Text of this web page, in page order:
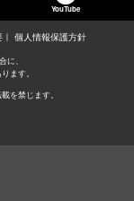
YouTube
個人情報保護方針
、
ます。
を禁じます。